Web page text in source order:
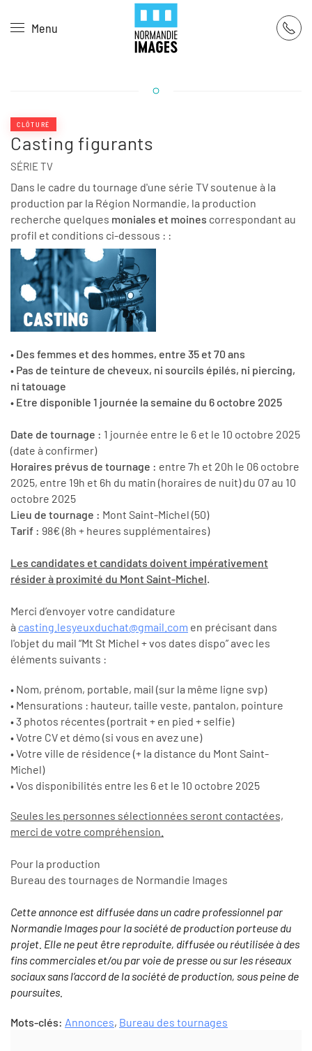
Skip to main content
Menu
CLÔTURÉ
Casting figurants
SÉRIE TV
Dans le cadre du tournage d'une série TV soutenue à la
production par la Région Normandie, la production
recherche quelques moniales et moines correspondant au
profil et conditions ci-dessous : :
• Des femmes et des hommes, entre 35 et 70 ans
• Pas de teinture de cheveux, ni sourcils épilés, ni piercing,
ni tatouage
• Etre disponible 1 journée la semaine du 6 octobre 2025
Date de tournage : 1 journée entre le 6 et le 10 octobre 2025
(date à confirmer)
Horaires prévus de tournage : entre 7h et 20h le 06 octobre
2025, entre 19h et 6h du matin (horaires de nuit) du 07 au 10
octobre 2025
Lieu de tournage : Mont Saint-Michel (50)
Tarif : 98€ (8h + heures supplémentaires)
Les candidates et candidats doivent impérativement
résider à proximité du Mont Saint-Michel.
Merci d’envoyer votre candidature
à casting.lesyeuxduchat@gmail. com en précisant dans
l'objet du mail “Mt St Michel + vos dates dispo” avec les
éléments suivants :
• Nom, prénom, portable, mail (sur la même ligne svp)
• Mensurations : hauteur, taille veste, pantalon, pointure
• 3 photos récentes (portrait + en pied + selfie)
• Votre CV et démo (si vous en avez une)
• Votre ville de résidence (+ la distance du Mont Saint-
Michel)
• Vos disponibilités entre les 6 et le 10 octobre 2025
Seules les personnes sélectionnées seront contactées,
merci de votre compréhension.
Pour la production
Bureau des tournages de Normandie Images
Cette annonce est diffusée dans un cadre professionnel par
Normandie Images pour la société de production porteuse du
projet. Elle ne peut être reproduite, diffusée ou réutilisée à des
fins commerciales et/ou par voie de presse ou sur les réseaux
sociaux sans l’accord de la société de production, sous peine de
poursuites.
Mots-clés: Annonces, Bureau des tournages
Panneau de gestion des cookies